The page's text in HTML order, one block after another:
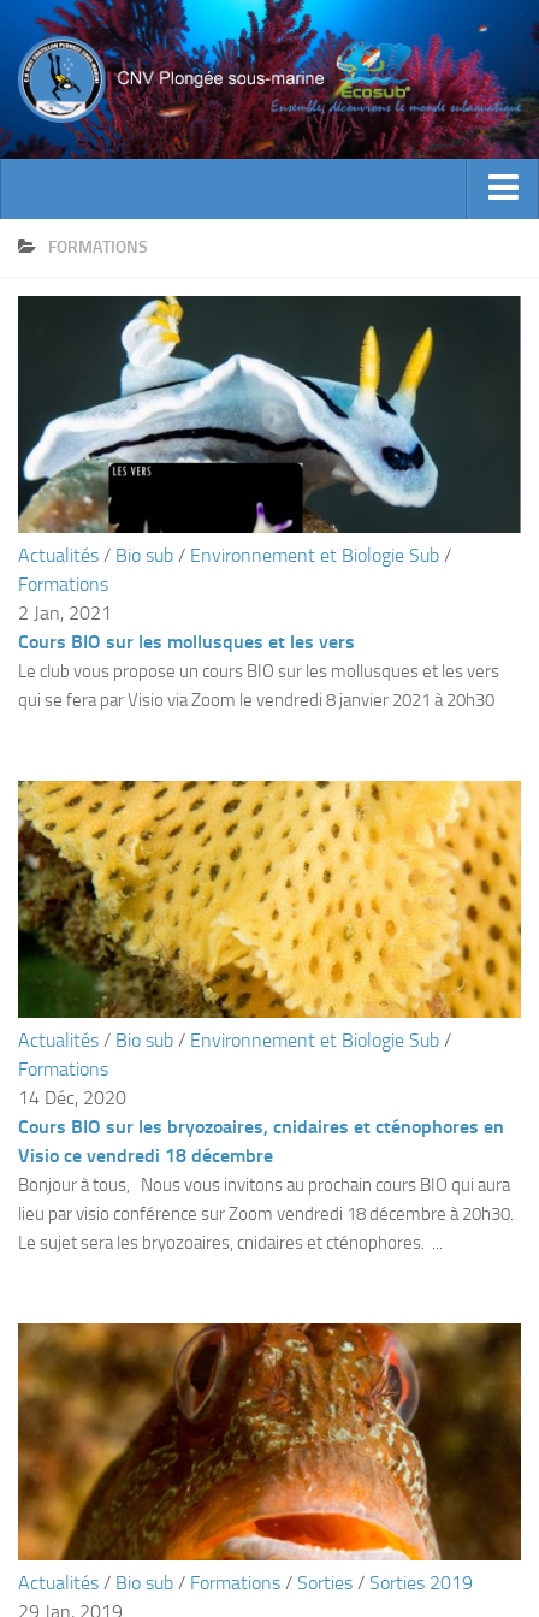
ACTUALITES
Bienvenue
Contacts
Documents utiles
Encadrement
Historique
ECOLE DE PLONGEE
Jeune plongeur
Plongeur N3
Maintien des acquis
Guide de palanquée N4
Initiateur
Moniteur Fédéral
Organisation
Responsables
Fosse
Sorties techniques
APNEE
SORTIES
Sorties 2024
Sorties 2023
Sorties 2022
Sorties 2021
Sorties 2020
Sorties 2019
Sorties 2018
FORMATIONS
Actualités / Bio sub / Environnement et Biologie Sub /
Formations
2 Jan, 2021
Cours BIO sur les mollusques et les vers
Le club vous propose un cours BIO sur les mollusques et les vers
qui se fera par Visio via Zoom le vendredi 8 janvier 2021 à 20h30
Actualités / Bio sub / Environnement et Biologie Sub /
Formations
14 Déc, 2020
Cours BIO sur les bryozoaires, cnidaires et cténophores en
Visio ce vendredi 18 décembre
Bonjour à tous, Nous vous invitons au prochain cours BIO qui aura
lieu par visio conférence sur Zoom vendredi 18 décembre à 20h30.
Le sujet sera les bryozoaires, cnidaires et cténophores. ...
Actualités / Bio sub / Formations / Sorties / Sorties 2019
29 Jan, 2019